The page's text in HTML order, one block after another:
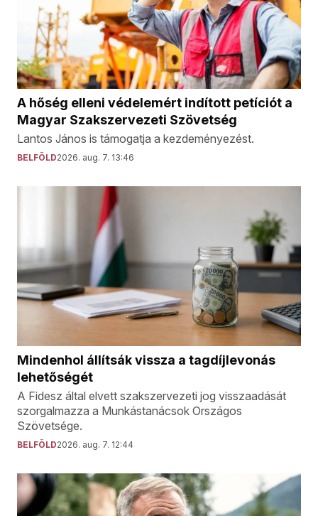
A hőség elleni védelemért indított petíciót a
Magyar Szakszervezeti Szövetség
Lantos János is támogatja a kezdeményezést.
BELFÖLD2026. aug. 7. 13:46
Mindenhol állítsák vissza a tagdíjlevonás
lehetőségét
A Fidesz által elvett szakszervezeti jog visszaadását
szorgalmazza a Munkástanácsok Országos
Szövetsége.
BELFÖLD2026. aug. 7. 12:44